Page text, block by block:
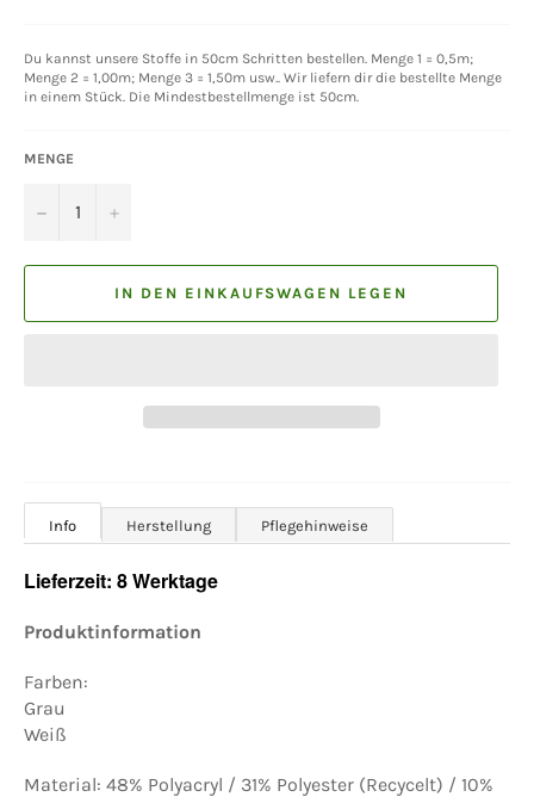
Du kannst unsere Stoffe in 50cm Schritten bestellen. Menge 1 = 0,5m;
Menge 2 = 1,00m; Menge 3 = 1,50m usw.. Wir liefern dir die bestellte Menge
in einem Stück. Die Mindestbestellmenge ist 50cm.
MENGE
− +
IN DEN EINKAUFSWAGEN LEGEN
Info Herstellung Pflegehinweise
Lieferzeit: 8 Werktage
Produktinformation
Farben:
Grau
Weiß
Material: 48% Polyacryl / 31% Polyester (Recycelt) / 10%